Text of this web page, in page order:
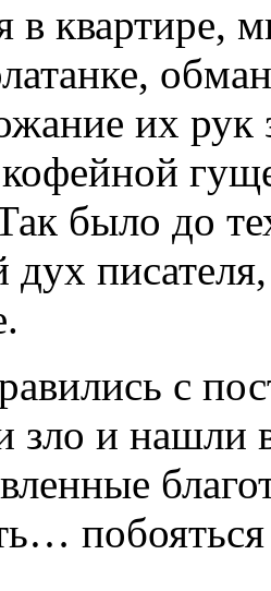
в квартире,
их рук
было до
с
зло и нашли
побояться